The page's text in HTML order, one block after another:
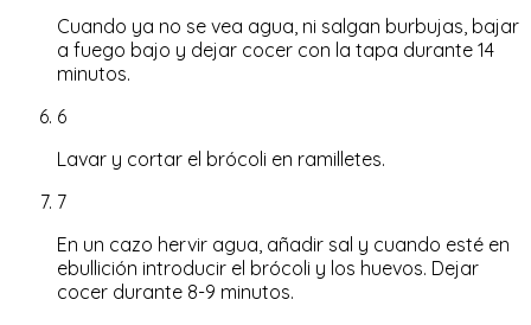
Cuando ya no se vea agua, ni salgan burbujas, bajar
a fuego bajo y dejar cocer con la tapa durante 14
minutos.
6
Lavar y cortar el brócoli en ramilletes.
7
En un cazo hervir agua, añadir sal y cuando esté en
ebullición introducir el brócoli y los huevos. Dejar
cocer durante 8-9 minutos.